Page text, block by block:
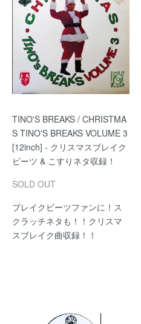
TINO'S BREAKS / CHRISTMA
S TINO'S BREAKS VOLUME 3
[12inch] - クリスマスブレイク
ビーツ & こすりネタ収録！
SOLD OUT
ブレイクビーツファンに！ス
クラッチネタも！！クリスマ
スブレイク曲収録！！